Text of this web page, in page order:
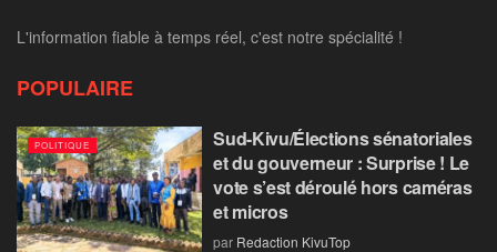
L'information fiable à temps réel, c'est notre spécialité !
POPULAIRE
POLITIQUE
Sud-Kivu/Élections sénatoriales
et du gouverneur : Surprise ! Le
vote s’est déroulé hors caméras
et micros
par Redaction KivuTop